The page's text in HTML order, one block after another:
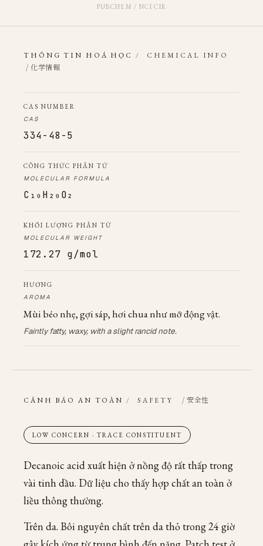
PUBCHEM / NCI CIR
THÔNG TIN HOÁ HỌC / CHEMICAL INFO
/ 化学情報
CAS NUMBER
CAS
334-48-5
CÔNG THỨC PHÂN TỬ
MOLECULAR FORMULA
C₁₀H₂₀O₂
KHỐI LƯỢNG PHÂN TỬ
MOLECULAR WEIGHT
172.27 g/mol
HƯƠNG
AROMA
Mùi béo nhẹ, gợi sáp, hơi chua như mỡ động vật.
Faintly fatty, waxy, with a slight rancid note.
CẢNH BÁO AN TOÀN / SAFETY / 安全性
LOW CONCERN · TRACE CONSTITUENT
Decanoic acid xuất hiện ở nồng độ rất thấp trong
vài tinh dầu. Dữ liệu cho thấy hợp chất an toàn ở
liều thông thường.
Trên da. Bôi nguyên chất trên da thỏ trong 24 giờ